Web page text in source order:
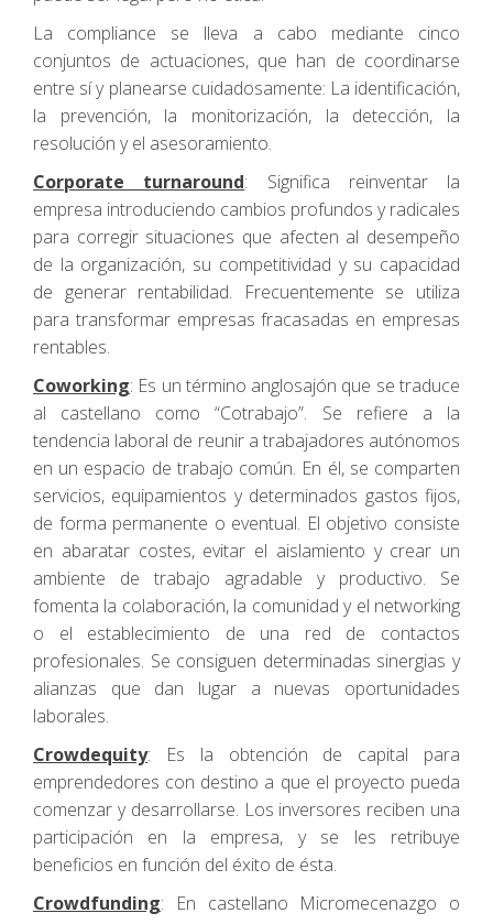
La compliance se lleva a cabo mediante cinco
conjuntos de actuaciones, que han de coordinarse
entre sí y planearse cuidadosamente: La identificación,
la prevención, la monitorización, la detección, la
resolución y el asesoramiento.
Corporate turnaround: Significa reinventar la
empresa introduciendo cambios profundos y radicales
para corregir situaciones que afecten al desempeño
de la organización, su competitividad y su capacidad
de generar rentabilidad. Frecuentemente se utiliza
para transformar empresas fracasadas en empresas
rentables.
Coworking: Es un término anglosajón que se traduce
al castellano como “Cotrabajo”. Se refiere a la
tendencia laboral de reunir a trabajadores autónomos
en un espacio de trabajo común. En él, se comparten
servicios, equipamientos y determinados gastos fijos,
de forma permanente o eventual. El objetivo consiste
en abaratar costes, evitar el aislamiento y crear un
ambiente de trabajo agradable y productivo. Se
fomenta la colaboración, la comunidad y el networking
o el establecimiento de una red de contactos
profesionales. Se consiguen determinadas sinergias y
alianzas que dan lugar a nuevas oportunidades
laborales.
Crowdequity: Es la obtención de capital para
emprendedores con destino a que el proyecto pueda
comenzar y desarrollarse. Los inversores reciben una
participación en la empresa, y se les retribuye
beneficios en función del éxito de ésta.
Crowdfunding: En castellano Micromecenazgo o